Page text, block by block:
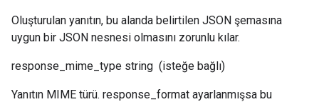
Oluşturulan yanıtın, bu alanda belirtilen JSON şemasına
uygun bir JSON nesnesi olmasını zorunlu kılar.
response_mime_type string (isteğe bağlı)
Yanıtın MIME türü. response_format ayarlanmışsa bu